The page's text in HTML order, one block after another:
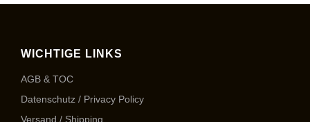
WICHTIGE LINKS
AGB & TOC
Datenschutz / Privacy Policy
Versand / Shipping